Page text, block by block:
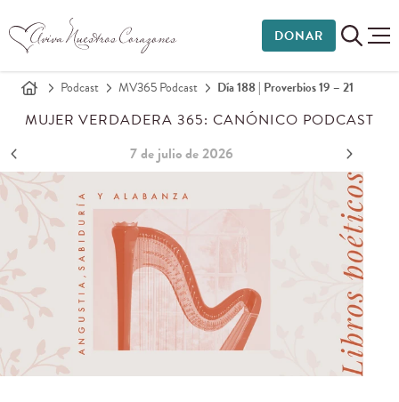
DONAR
Podcast MV365 Podcast Día 188 | Proverbios 19 – 21
MUJER VERDADERA 365: CANÓNICO PODCAST
7 de julio de 2026